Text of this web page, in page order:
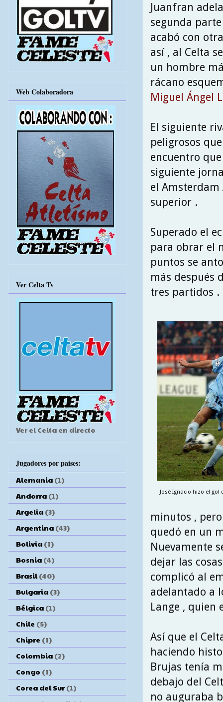
Juanfran
segunda
acabó con
así , al Celta
un hombre
rácano
Miguel Ángel
El siguiente
peligrosos
encuentro
siguiente
el Amsterdam
superior .
Superado el
para obrar el
puntos se
más después
tres partidos .
José Ignacio hizo el gol
minutos ,
quedó en un
Nuevamente
dejar las
complicó al
adelantado a
Lange , quien
Así que el
haciendo
Brujas tenía
debajo del
no auguraba
Web Colaboradora
Ver Celta Tv
Ver el Celta en directo
Jugadores por países:
Alemania (1)
Andorra (1)
Argelia (3)
Argentina (43)
Bolivia (1)
Bosnia (4)
Brasil (40)
Bulgaria (3)
Bélgica (1)
Chile (5)
Chipre (1)
Colombia (2)
Congo (1)
Corea del Sur (1)